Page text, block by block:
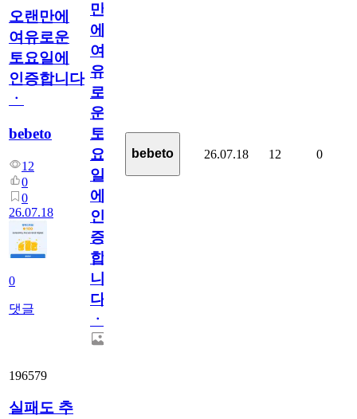
오랜만에
여유로운
토요일에
인증합니다
ㆍ
bebeto
12
0
0
26.07.18
0
댓글
만
에
여
유
로
운
토
요
일
에
인
증
합
니
다
ㆍ
bebeto 26.07.18 12 0
196579
실패도 추